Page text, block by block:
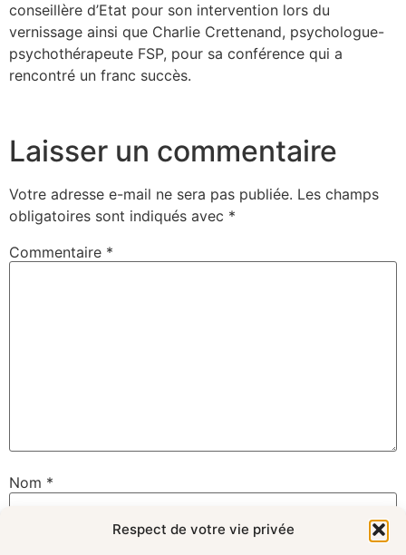
Respect de votre vie privée
conseillère d’Etat pour son intervention lors du
vernissage ainsi que Charlie Crettenand, psychologue-
psychothérapeute FSP, pour sa conférence qui a
rencontré un franc succès.
Laisser un commentaire
Votre adresse e-mail ne sera pas publiée. Les champs
obligatoires sont indiqués avec *
Commentaire *
Nom *